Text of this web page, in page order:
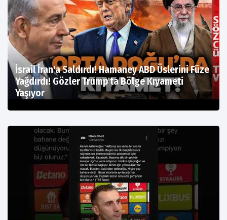
İsrail İran'a Saldırdı! Hamaney ABD Üslerini Füze
Yağdırdı! Gözler Trump'ta Bölge Kıyameti
Yaşıyor